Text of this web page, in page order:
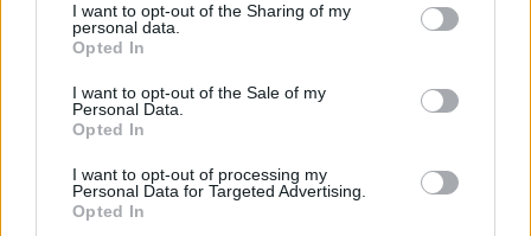
not limited to your visit or usage behaviour. You may click to
grant or deny consent to Google and its third-party tags to
use your data for below specified purposes in below Google
consent section.
I want to opt-out of the Sharing of my
personal data.
Opted In
I want to opt-out of the Sale of my
Personal Data.
Opted In
I want to opt-out of processing my
Personal Data for Targeted Advertising.
Opted In
ΓΝΩΜΕΣ
11/03/2026
Από την Περούτζια του 2000